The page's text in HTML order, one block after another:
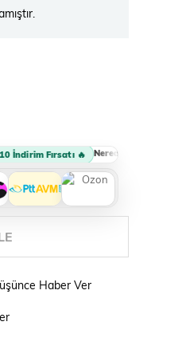
Fırsatı 🔥 Nereden Alırsan Al 👇
Haber Ver